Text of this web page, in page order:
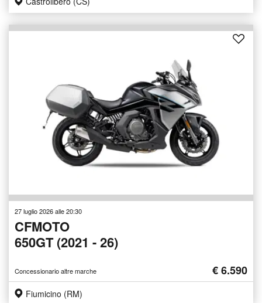
27 luglio 2026 alle 20:30
CFMOTO
650GT (2021 - 26)
Concessionario altre marche € 6.590
Fiumicino (RM)